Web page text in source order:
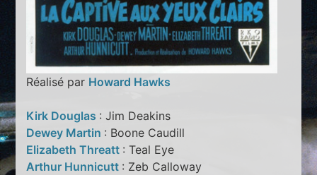
Réalisé par Howard Hawks
Kirk Douglas : Jim Deakins
Dewey Martin : Boone Caudill
Elizabeth Threatt : Teal Eye
Arthur Hunnicutt : Zeb Calloway